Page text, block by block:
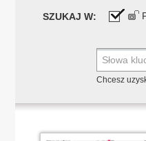
SZUKAJ W:
Chcesz